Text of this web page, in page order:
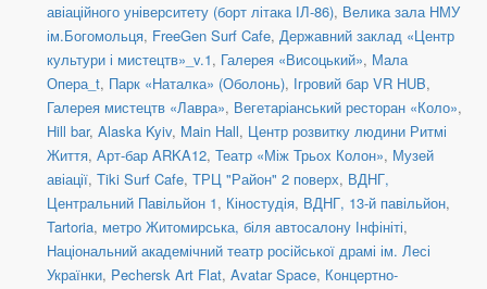
авіаційного університету (борт літака ІЛ-86), Велика зала НМУ
ім.Богомольця, FreeGen Surf Cafe, Державний заклад «Центр
культури і мистецтв»_v.1, Галерея «Висоцький», Мала
Опера_t, Парк «Наталка» (Оболонь), Ігровий бар VR HUB,
Галерея мистецтв «Лавра», Вегетаріанський ресторан «Коло»,
Hill bar, Alaska Kyiv, Main Hall, Центр розвитку людини Ритмі
Життя, Арт-бар ARKA12, Театр «Між Трьох Колон», Музей
авіації, Tiki Surf Cafe, ТРЦ "Район" 2 поверх, ВДНГ,
Центральний Павільйон 1, Кіностудія, ВДНГ, 13-й павільйон,
Tartoria, метро Житомирська, біля автосалону Інфініті,
Національний академічний театр російської драмі ім. Лесі
Українки, Pechersk Art Flat, Avatar Space, Концертно-